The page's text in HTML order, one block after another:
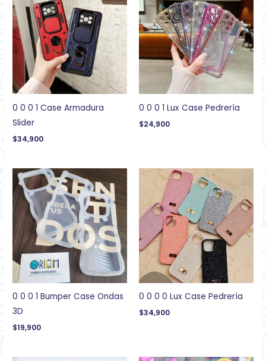
0 0 0 1 Case Armadura
Slider
$34,900
0 0 0 1 Lux Case Pedrería
$24,900
0 0 0 1 Bumper Case Ondas
3D
$19,900
0 0 0 0 Lux Case Pedrería
$34,900